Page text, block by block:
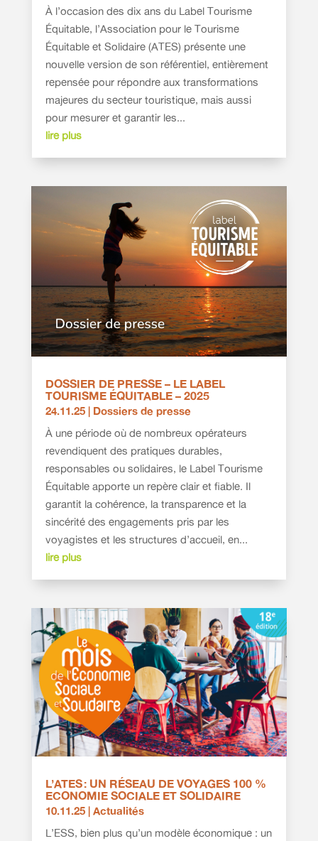
À l’occasion des dix ans du Label Tourisme
Équitable, l’Association pour le Tourisme
Équitable et Solidaire (ATES) présente une
nouvelle version de son référentiel, entièrement
repensée pour répondre aux transformations
majeures du secteur touristique, mais aussi
pour mesurer et garantir les...
lire plus
DOSSIER DE PRESSE – LE LABEL
TOURISME ÉQUITABLE – 2025
24.11.25| Dossiers de presse
À une période où de nombreux opérateurs
revendiquent des pratiques durables,
responsables ou solidaires, le Label Tourisme
Équitable apporte un repère clair et fiable. Il
garantit la cohérence, la transparence et la
sincérité des engagements pris par les
voyagistes et les structures d’accueil, en...
lire plus
L’ATES : UN RÉSEAU DE VOYAGES 100 %
ECONOMIE SOCIALE ET SOLIDAIRE
10.11.25| Actualités
L’ESS, bien plus qu’un modèle économique : un